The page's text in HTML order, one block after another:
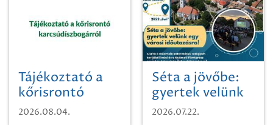
Tájékoztató a
kőrisrontó
karcsúdíszbogárról
2026.08.04.
Séta a jövőbe:
gyertek velünk
egy városi
2026.07.22.